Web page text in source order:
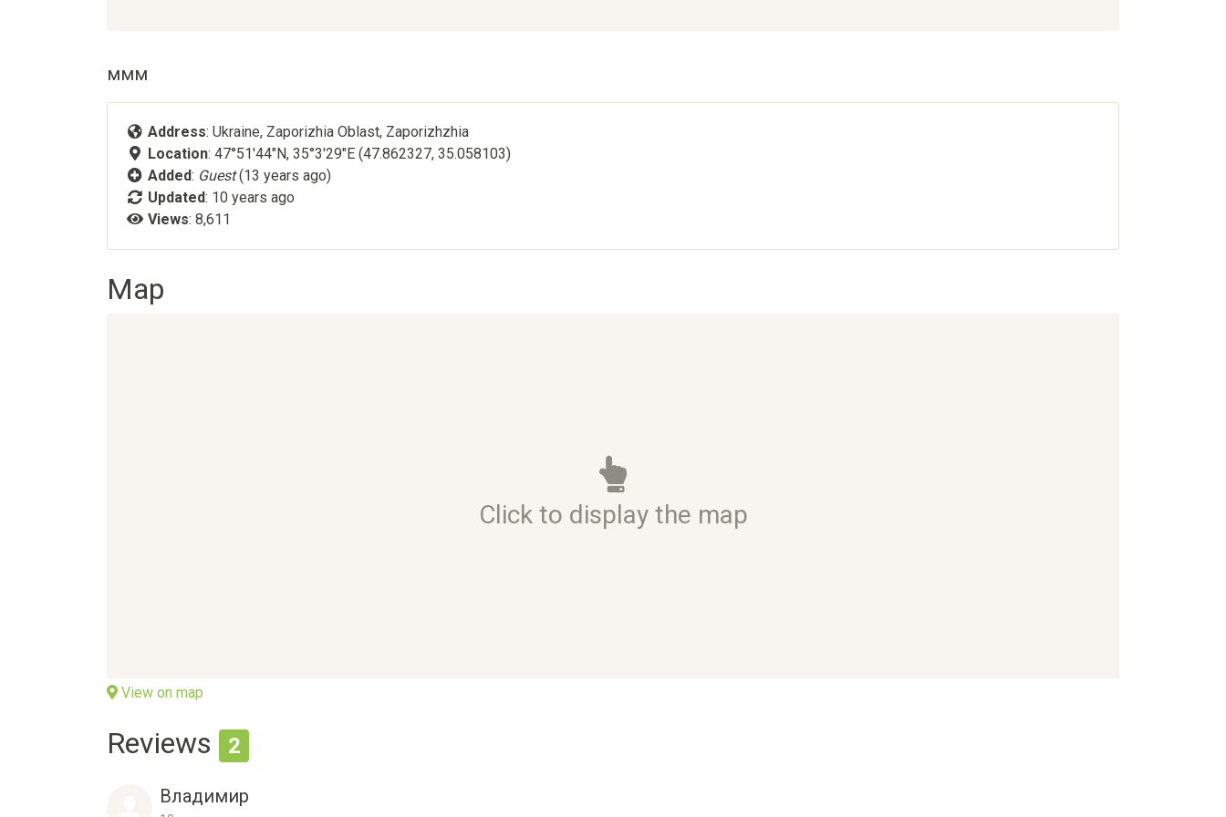
ммм
Address: Ukraine, Zaporizhia Oblast, Zaporizhzhia
Location: 47°51'44"N, 35°3'29"E (47.862327, 35.058103)
Added: Guest(13 years ago)
Updated: 10 years ago
Views: 8,611
Map
Click to display the map
View on map
Reviews 2
Владимир